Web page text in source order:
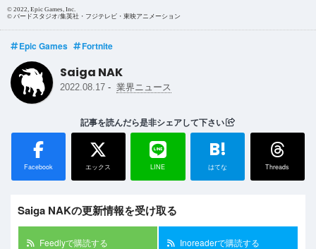
© 2022, Epic Games, Inc.
© バードスタジオ/集英社・フジテレビ・東映アニメーション
Epic Games Fortnite
Saiga NAK
2022.08.17 - 業界ニュース
記事を読んだら是非シェアして下さい
Facebook エックス LINE
B!
はてな Threads
Saiga NAKの更新情報を受け取る
Feedlyで購読する Inoreaderで購読する